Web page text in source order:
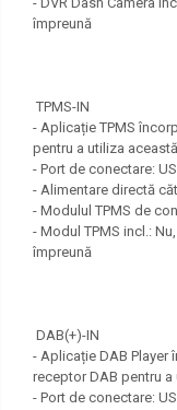
împreună
TPMS-IN
- Aplicație TPMS
pentru a utiliza
- Port de conectare:
- Alimentare directă
- Modulul TPMS de
- Modul TPMS incl.:
împreună
DAB(+)-IN
- Aplicație DAB Player
receptor DAB pentru
- Port de conectare: